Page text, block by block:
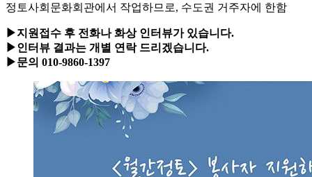
정토사회문화회관에서 작업하므로, 수도권 거주자에 한함
▶지원접수 후 전화나 화상 인터뷰가 있습니다.
▶인터뷰 결과는 개별 연락 드리겠습니다.
▶문의 010-9860-1397